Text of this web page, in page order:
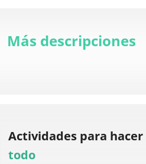
Más descripciones
Actividades para hacer
todo